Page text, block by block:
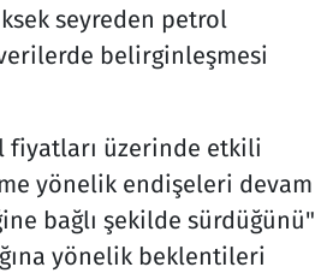
seyreden petrol
belirginleşmesi
fiyatları üzerinde etkili
yönelik endişeleri devam
bağlı şekilde sürdüğünü"
yönelik beklentileri